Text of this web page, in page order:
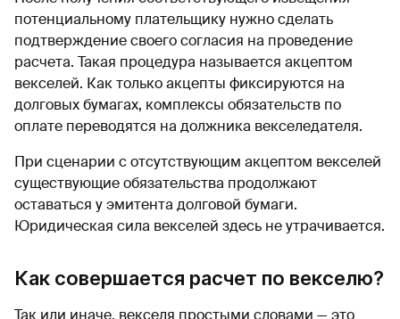
потенциальному плательщику нужно сделать
подтверждение своего согласия на проведение
расчета. Такая процедура называется акцептом
векселей. Как только акцепты фиксируются на
долговых бумагах, комплексы обязательств по
оплате переводятся на должника векселедателя.
При сценарии с отсутствующим акцептом векселей
существующие обязательства продолжают
оставаться у эмитента долговой бумаги.
Юридическая сила векселей здесь не утрачивается.
Как совершается расчет по векселю?
Так или иначе, векселя простыми словами — это